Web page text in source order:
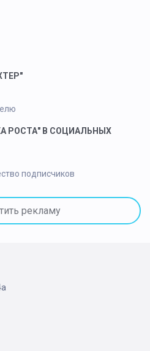
РОСТА" В СОЦИАЛЬНЫХ
подписчиков
рекламу